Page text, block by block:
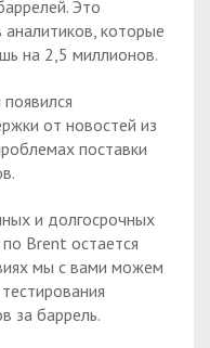
Это
которые
на 2,5 миллионов.
от новостей из
поставки
и долгосрочных
Brent остается
мы с вами можем
за баррель.